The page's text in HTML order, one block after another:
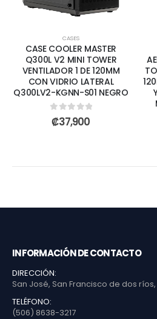
CASES
CASE COOLER MASTER
Q300L V2 MINI TOWER
VENTILADOR 1 DE 120MM
CON VIDRIO LATERAL
Q300LV2-KGNN-S01 NEGRO
0out of 5
₡37,900
INFORMACIÓN DE CONTACTO
DIRECCIÓN:
San José, San Francisco de dos
TELÉFONO:
(506) 8638-3217